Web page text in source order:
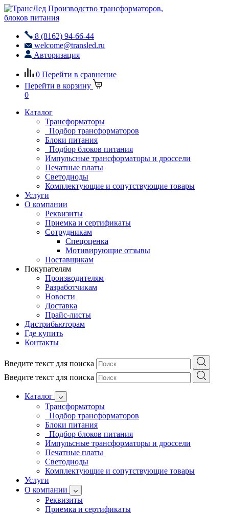
Производство трансформаторов,
блоков питания
8 (8162) 94-66-44
welcome@transled.ru
Авторизация
0 Перейти в сравнение
Перейти в корзину
0
Каталог
Трансформаторы
Подбор трансформаторов
Блоки питания
Подбор блоков питания
Импульсные трансформаторы и дроссели
Печатные платы
Светодиоды
Комплектующие и сопутствующие товары
Услуги
О компании
Реквизиты
Приемка и сертификаты
Сотрудникам
Спецоценка
Мотивирующие отзывы
Поставщикам
Покупателям
Производителям
Разработчикам
Новости
Доставка
Прайс-листы
Дистрибьюторам
Где купить
Контакты
Введите текст для поиска
Введите текст для поиска
Каталог
Трансформаторы
Подбор трансформаторов
Блоки питания
Подбор блоков питания
Импульсные трансформаторы и дроссели
Печатные платы
Светодиоды
Комплектующие и сопутствующие товары
Услуги
О компании
Реквизиты
Приемка и сертификаты